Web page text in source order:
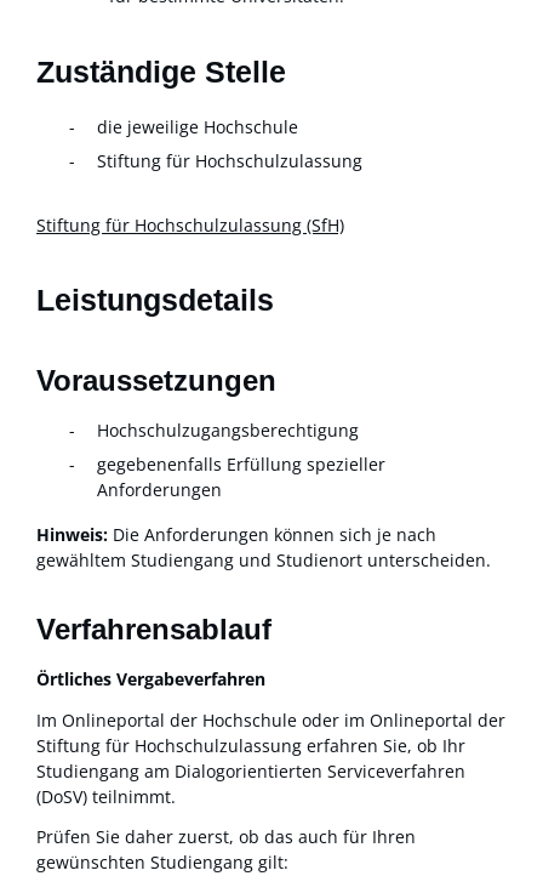
Zuständige Stelle
die jeweilige Hochschule
Stiftung für Hochschulzulassung
Stiftung für Hochschulzulassung (SfH)
Leistungsdetails
Voraussetzungen
Hochschulzugangsberechtigung
gegebenenfalls Erfüllung spezieller
Anforderungen
Hinweis: Die Anforderungen können sich je nach
gewähltem Studiengang und Studienort unterscheiden.
Verfahrensablauf
Örtliches Vergabeverfahren
Im Onlineportal der Hochschule oder im Onlineportal der
Stiftung für Hochschulzulassung erfahren Sie, ob Ihr
Studiengang am Dialogorientierten Serviceverfahren
(DoSV) teilnimmt.
Prüfen Sie daher zuerst, ob das auch für Ihren
gewünschten Studiengang gilt: